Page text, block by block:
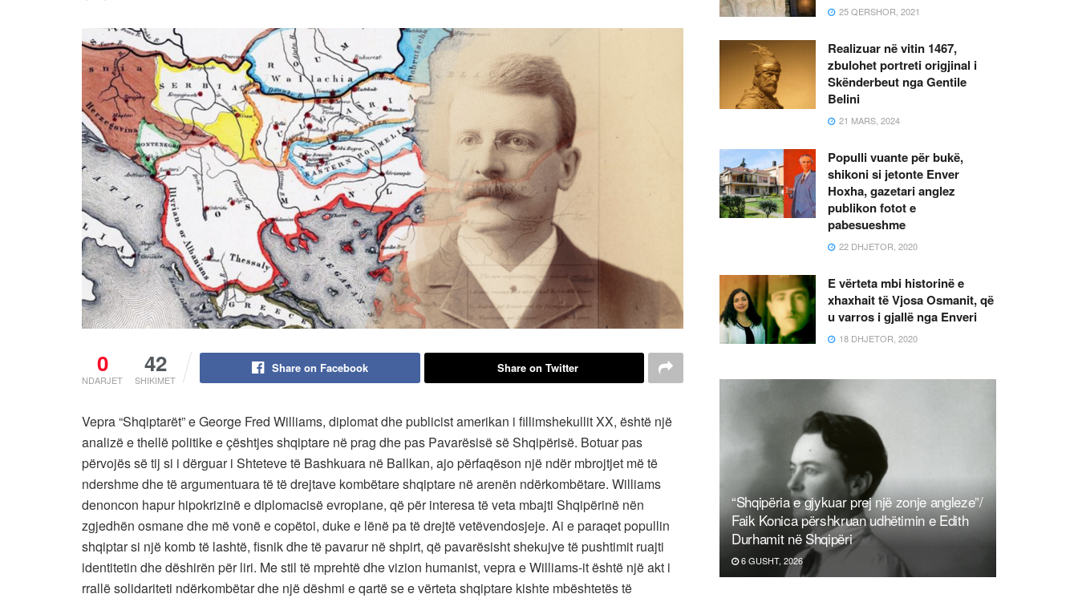
0
NDARJET
42
SHIKIMET
Share on Facebook Share on Twitter
Vepra “Shqiptarët” e George Fred Williams, diplomat dhe publicist amerikan i fillimshekullit XX, është një
analizë e thellë politike e çështjes shqiptare në prag dhe pas Pavarësisë së Shqipërisë. Botuar pas
përvojës së tij si i dërguar i Shteteve të Bashkuara në Ballkan, ajo përfaqëson një ndër mbrojtjet më të
ndershme dhe të argumentuara të të drejtave kombëtare shqiptare në arenën ndërkombëtare. Williams
denoncon hapur hipokrizinë e diplomacisë evropiane, që për interesa të veta mbajti Shqipërinë nën
zgjedhën osmane dhe më vonë e copëtoi, duke e lënë pa të drejtë vetëvendosjeje. Ai e paraqet popullin
shqiptar si një komb të lashtë, fisnik dhe të pavarur në shpirt, që pavarësisht shekujve të pushtimit ruajti
identitetin dhe dëshirën për liri. Me stil të mprehtë dhe vizion humanist, vepra e Williams-it është një akt i
rrallë solidariteti ndërkombëtar dhe një dëshmi e qartë se e vërteta shqiptare kishte mbështetës të
25 QERSHOR, 2021
Realizuar në vitin 1467,
zbulohet portreti origjinal i
Skënderbeut nga Gentile
Belini
21 MARS, 2024
Populli vuante për bukë,
shikoni si jetonte Enver
Hoxha, gazetari anglez
publikon fotot e
pabesueshme
22 DHJETOR, 2020
E vërteta mbi historinë e
xhaxhait të Vjosa Osmanit, që
u varros i gjallë nga Enveri
18 DHJETOR, 2020
“Shqipëria e gjykuar prej një zonje angleze”/
Faik Konica përshkruan udhëtimin e Edith
Durhamit në Shqipëri
6 GUSHT, 2026